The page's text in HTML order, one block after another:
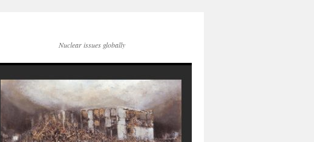
Nuclear issues globally